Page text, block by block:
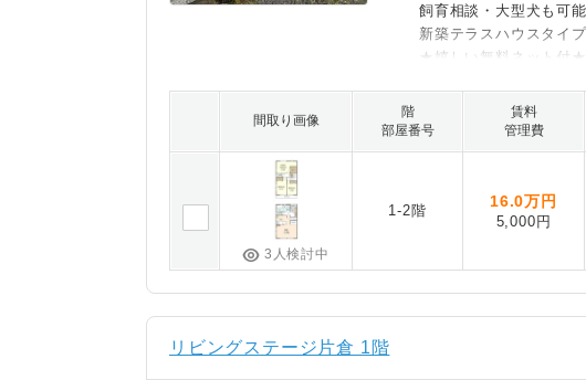
飼育相談・大型犬も可
新築テラスハウスタイ
★嬉しい無料ネット付
間取り画像
階
部屋番号
賃料
管理費
3人検討中
1-2階
16.0万円
5,000円
リビングステージ片倉 1階